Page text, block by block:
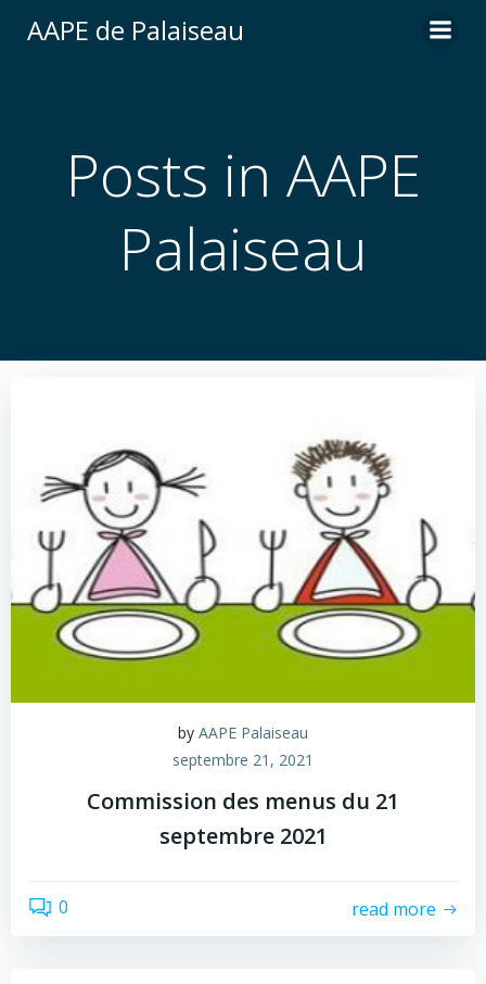
AAPE de Palaiseau
Posts in AAPE
Palaiseau
by AAPE Palaiseau
septembre 21, 2021
Commission des menus du 21
septembre 2021
0 read more